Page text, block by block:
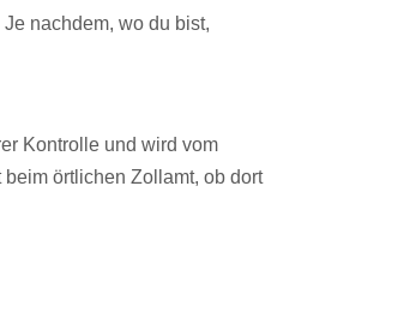
nachdem, wo du bist,
Kontrolle und wird vom
örtlichen Zollamt, ob dort